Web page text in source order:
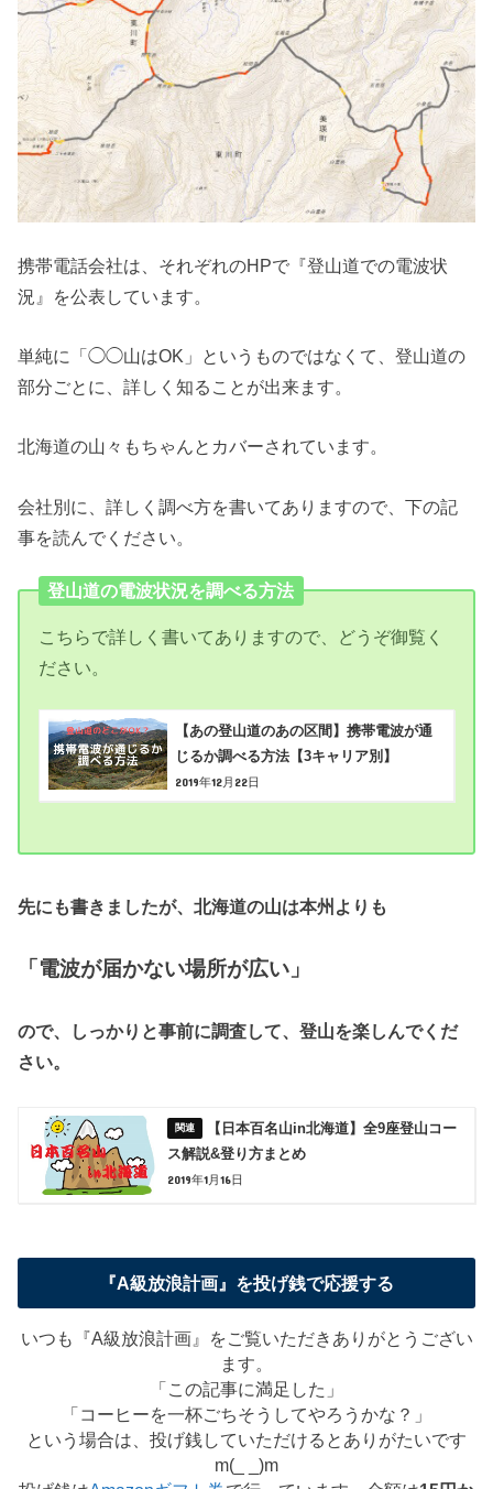
携帯電話会社は、それぞれのHPで『登山道での電波状
況』を公表しています。
単純に「◯◯山はOK」というものではなくて、登山道の
部分ごとに、詳しく知ることが出来ます。
北海道の山々もちゃんとカバーされています。
会社別に、詳しく調べ方を書いてありますので、下の記
事を読んでください。
登山道の電波状況を調べる方法
こちらで詳しく書いてありますので、どうぞ御覧く
ださい。
【あの登山道のあの区間】携帯電波が通
じるか調べる方法【3キャリア別】
2019年12月22日
先にも書きましたが、北海道の山は本州よりも
「電波が届かない場所が広い」
ので、
しっかりと事前に調査して、登山を楽しんでくだ
さい。
【日本百名山in北海道】全9座登山コー
ス解説&登り方まとめ
2019年1月16日
『A級放浪計画』を投げ銭で応援する
いつも『A級放浪計画』をご覧いただきありがとうござい
ます。
「この記事に満足した」
「コーヒーを一杯ごちそうしてやろうかな？」
という場合は、投げ銭していただけるとありがたいです
m(_ _)m